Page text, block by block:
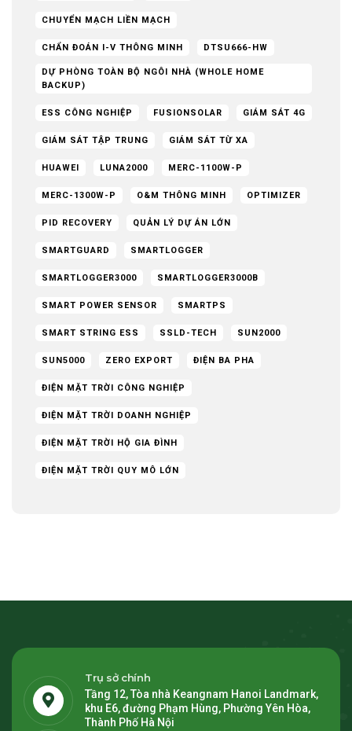
CHUYỂN MẠCH LIỀN MẠCH
CHẨN ĐOÁN I-V THÔNG MINH DTSU666-HW
DỰ PHÒNG TOÀN BỘ NGÔI NHÀ (WHOLE HOME
BACKUP)
ESS CÔNG NGHIỆP FUSIONSOLAR GIÁM SÁT 4G
GIÁM SÁT TẬP TRUNG GIÁM SÁT TỪ XA
HUAWEI LUNA2000 MERC-1100W-P
MERC-1300W-P O&M THÔNG MINH OPTIMIZER
PID RECOVERY QUẢN LÝ DỰ ÁN LỚN
SMARTGUARD SMARTLOGGER
SMARTLOGGER3000 SMARTLOGGER3000B
SMART POWER SENSOR SMARTPS
SMART STRING ESS SSLD-TECH SUN2000
SUN5000 ZERO EXPORT ĐIỆN BA PHA
ĐIỆN MẶT TRỜI CÔNG NGHIỆP
ĐIỆN MẶT TRỜI DOANH NGHIỆP
ĐIỆN MẶT TRỜI HỘ GIA ĐÌNH
ĐIỆN MẶT TRỜI QUY MÔ LỚN
Trụ sở chính
Tầng 12, Tòa nhà Keangnam Hanoi Landmark,
khu E6, đường Phạm Hùng, Phường Yên Hòa,
Thành Phố Hà Nội